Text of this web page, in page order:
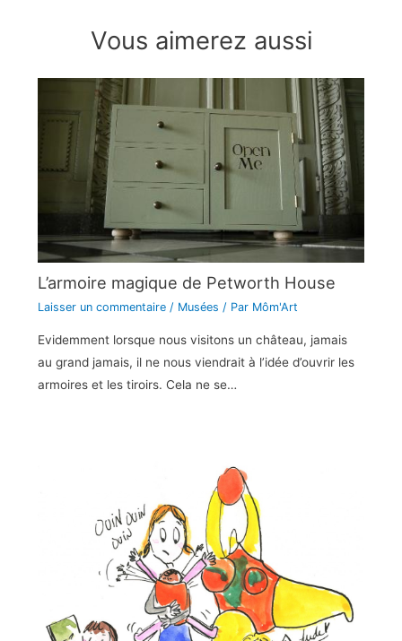
Vous aimerez aussi
L’armoire magique de Petworth House
Laisser un commentaire / Musées / Par Môm'Art
Evidemment lorsque nous visitons un château, jamais
au grand jamais, il ne nous viendrait à l’idée d’ouvrir les
armoires et les tiroirs. Cela ne se…